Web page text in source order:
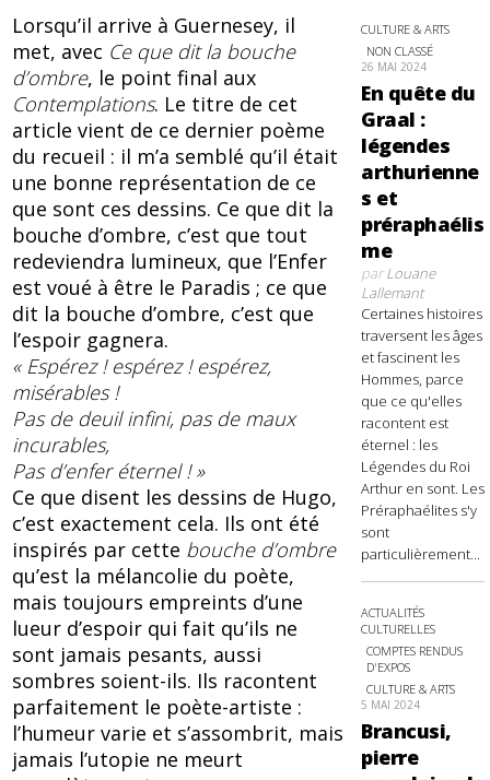
Lorsqu’il arrive à Guernesey, il
met, avec Ce que dit la bouche
d’ombre, le point final aux
Contemplations. Le titre de cet
article vient de ce dernier poème
du recueil : il m’a semblé qu’il était
une bonne représentation de ce
que sont ces dessins. Ce que dit la
bouche d’ombre, c’est que tout
redeviendra lumineux, que l’Enfer
est voué à être le Paradis ; ce que
dit la bouche d’ombre, c’est que
l’espoir gagnera.
« Espérez ! espérez ! espérez,
misérables !
Pas de deuil infini, pas de maux
incurables,
Pas d’enfer éternel ! »
Ce que disent les dessins de Hugo,
c’est exactement cela. Ils ont été
inspirés par cette bouche d’ombre
qu’est la mélancolie du poète,
mais toujours empreints d’une
lueur d’espoir qui fait qu’ils ne
sont jamais pesants, aussi
sombres soient-ils. Ils racontent
parfaitement le poète-artiste :
l’humeur varie et s’assombrit, mais
jamais l’utopie ne meurt
CULTURE & ARTS
NON CLASSÉ
26 MAI 2024
En quête du
Graal :
légendes
arthurienne
s et
préraphaélis
me
parLouane
Lallemant
Certaines histoires
traversent les âges
et fascinent les
Hommes, parce
que ce qu'elles
racontent est
éternel : les
Légendes du Roi
Arthur en sont. Les
Préraphaélites s'y
sont
particulièrement...
ACTUALITÉS
CULTURELLES
COMPTES RENDUS
D'EXPOS
CULTURE & ARTS
5 MAI 2024
Brancusi,
pierre